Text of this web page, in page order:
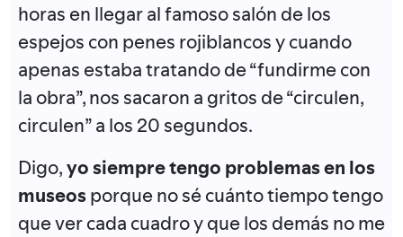
horas en llegar al famoso salón de los
espejos con penes rojiblancos y cuando
apenas estaba tratando de “fundirme con
la obra”, nos sacaron a gritos de “circulen,
circulen” a los 20 segundos.
Digo,yo siempre tengo problemas en los
museosporque no sé cuánto tiempo tengo
que ver cada cuadro y que los demás no me